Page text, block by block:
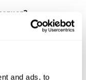
and ads, to
або допомогою